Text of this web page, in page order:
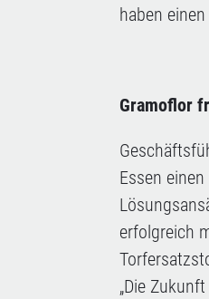
haben
Gramoflor
Essen
erfolgreich
„Die